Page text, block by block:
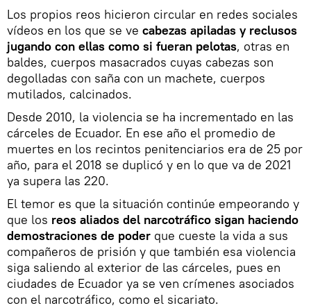
Los propios reos hicieron circular en redes sociales
vídeos en los que se ve cabezas apiladas y reclusos
jugando con ellas como si fueran pelotas, otras en
baldes, cuerpos masacrados cuyas cabezas son
degolladas con saña con un machete, cuerpos
mutilados, calcinados.
Desde 2010, la violencia se ha incrementado en las
cárceles de Ecuador. En ese año el promedio de
muertes en los recintos penitenciarios era de 25 por
año, para el 2018 se duplicó y en lo que va de 2021
ya supera las 220.
El temor es que la situación continúe empeorando y
que los reos aliados del narcotráfico sigan haciendo
demostraciones de poder que cueste la vida a sus
compañeros de prisión y que también esa violencia
siga saliendo al exterior de las cárceles, pues en
ciudades de Ecuador ya se ven crímenes asociados
con el narcotráfico, como el sicariato.